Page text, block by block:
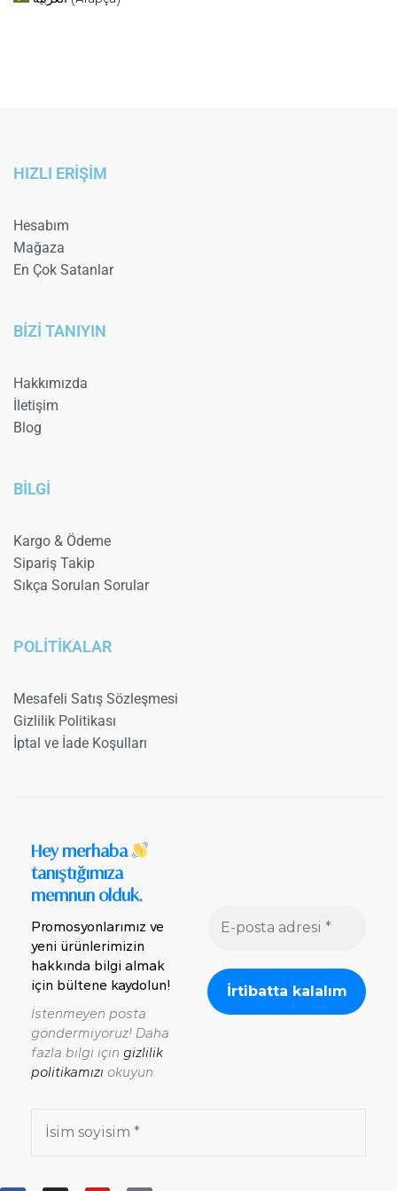
HIZLI ERİŞİM
Hesabım
Mağaza
En Çok Satanlar
BİZİ TANIYIN
Hakkımızda
İletişim
Blog
BİLGİ
Kargo & Ödeme
Sipariş Takip
Sıkça Sorulan Sorular
POLİTİKALAR
Mesafeli Satış Sözleşmesi
Gizlilik Politikası
İptal ve İade Koşulları
Hey merhaba
tanıştığımıza
memnun olduk.
Promosyonlarımız ve
yeni ürünlerimizin
hakkında bilgi almak
için bültene kaydolun!
İstenmeyen posta
göndermiyoruz! Daha
fazla bilgi için gizlilik
politikamızı okuyun.